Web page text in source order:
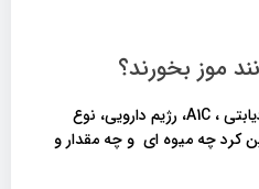
موز بخورند؟
اما نکته مهم٬توجه به FBS فرد دیابتی ، A1C، رژیم دارویی، نوع
کرد چه میوه ای و چه مقدار و